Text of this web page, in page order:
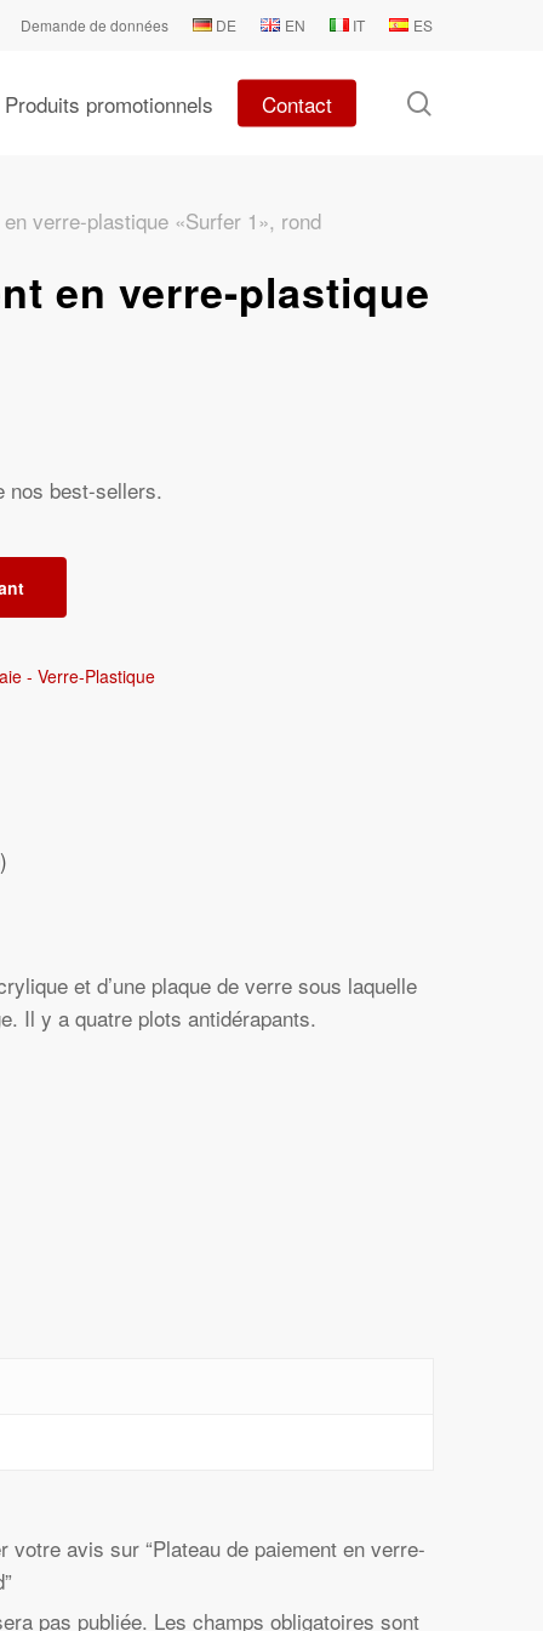
Demande de données DE EN IT ES
Produits promotionnels Contact
verre-plastique «Surfer 1», rond
en verre-plastique
nos best-sellers.
- Verre-Plastique
et d’une plaque de verre sous laquelle
Il y a quatre plots antidérapants.
votre avis sur “Plateau de paiement en verre-
pas publiée. Les champs obligatoires sont